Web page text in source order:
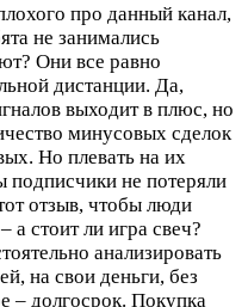
про данный канал,
не занимались
Они все равно
дистанции. Да,
выходит в плюс, но
минусовых сделок
Но плевать на их
подписчики не потеряли
отзыв, чтобы люди
а стоит ли игра свеч?
анализировать
на свои деньги, без
– долгосрок. Покупка